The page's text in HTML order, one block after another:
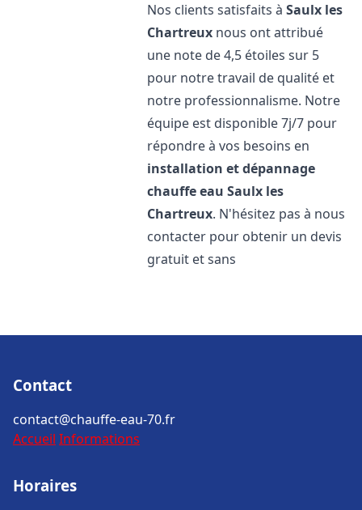
Nos clients satisfaits àSaulx les
Chartreux nous ont attribué
une note de 4,5 étoiles sur 5
pour notre travail de qualité et
notre professionnalisme. Notre
équipe est disponible 7j/7 pour
répondre à vos besoins en
installation et dépannage
chauffe eau Saulx les
Chartreux. N'hésitez pas à nous
contacter pour obtenir un devis
gratuit et sans
Contact
contact@chauffe-eau-70.fr
Accueil Informations
Horaires